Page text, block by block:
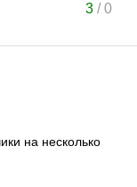
3/0
на несколько